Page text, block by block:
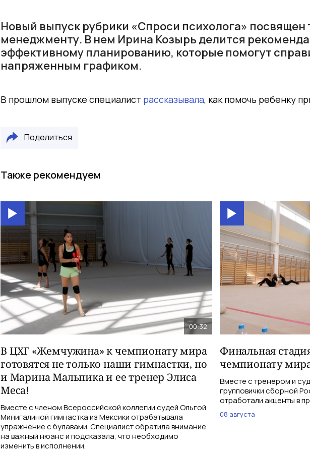
Новый выпуск рубрики «Спроси психолога» посвящен
менеджменту. В нем Ирина Козырь делится
эффективному планированию, которые помогут
напряженным графиком.
В прошлом выпуске специалист рассказывала, как помочь ребенку
Поделиться
Также рекомендуем
00:32
В ЦХГ «Жемчужина» к чемпионату мира
готовятся не только наши гимнастки, но
и Марина Мальпика и ее тренер Элиса
Меса!
Вместе с членом Всероссийской коллегии судей Ольгой
Минигалиной гимнастка из Мексики отрабатывала
упражнение с булавами. Специалист обратила внимание
на важный нюанс и подсказала, что необходимо
изменить в исполнении.
Финальная
чемпионату
Вместе с тренером и
групповички сборной
отработали акценты в
08 августа